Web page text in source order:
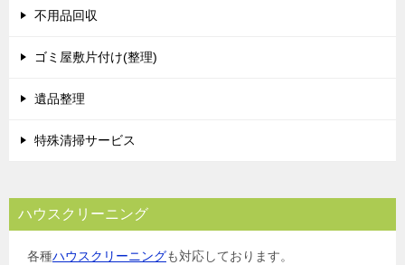
不用品回収
ゴミ屋敷片付け(整理)
遺品整理
特殊清掃サービス
ハウスクリーニング
各種ハウスクリーニングも対応しております。